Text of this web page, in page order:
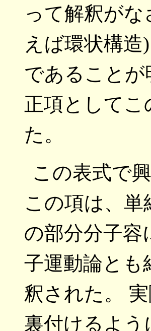
って解釈が
えば環状構
であること
正項として
た。
この表式で
この項は、単
の部分分子容
子運動論とも
釈された。 実
裏付けるよう